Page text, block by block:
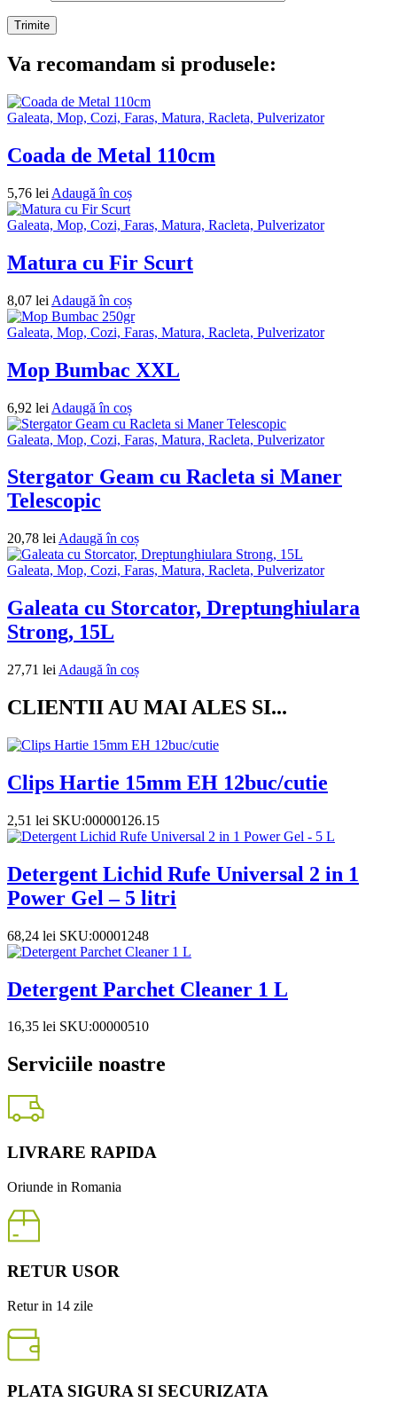
Va recomandam si produsele:
Galeata, Mop, Cozi, Faras, Matura, Racleta, Pulverizator
Coada de Metal 110cm
5,76 lei Adaugă în coș
Galeata, Mop, Cozi, Faras, Matura, Racleta, Pulverizator
Matura cu Fir Scurt
8,07 lei Adaugă în coș
Galeata, Mop, Cozi, Faras, Matura, Racleta, Pulverizator
Mop Bumbac XXL
6,92 lei Adaugă în coș
Galeata, Mop, Cozi, Faras, Matura, Racleta, Pulverizator
Stergator Geam cu Racleta si Maner
Telescopic
20,78 lei Adaugă în coș
Galeata, Mop, Cozi, Faras, Matura, Racleta, Pulverizator
Galeata cu Storcator, Dreptunghiulara
Strong, 15L
27,71 lei Adaugă în coș
CLIENTII AU MAI ALES SI...
Clips Hartie 15mm EH 12buc/cutie
2,51 lei SKU:00000126.15
Detergent Lichid Rufe Universal 2 in 1
Power Gel – 5 litri
68,24 lei SKU:00001248
Detergent Parchet Cleaner 1 L
16,35 lei SKU:00000510
Serviciile noastre
LIVRARE RAPIDA
Oriunde in Romania
RETUR USOR
Retur in 14 zile
PLATA SIGURA SI SECURIZATA